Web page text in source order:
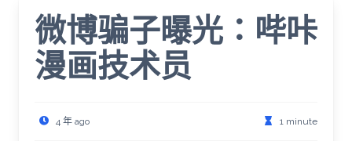
微博骗子曝光：哔咔
漫画技术员
4 年 ago 1 minute